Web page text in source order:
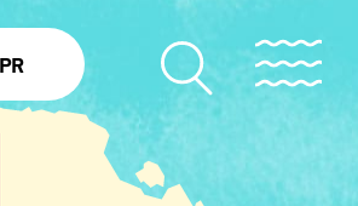
本島中部
先島諸島
PR